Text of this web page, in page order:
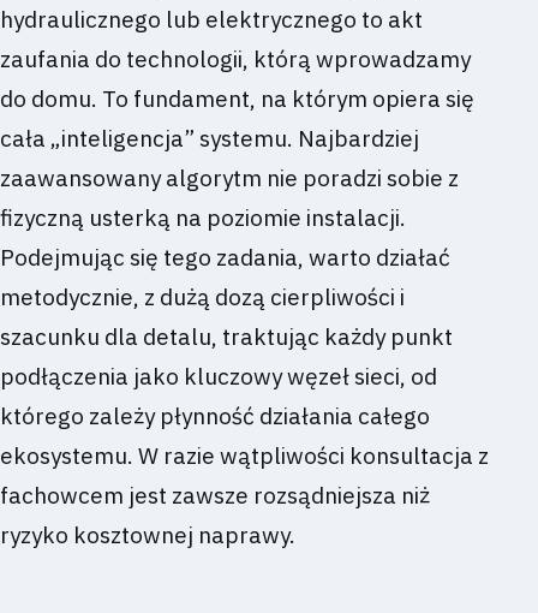
hydraulicznego lub elektrycznego to akt
zaufania do technologii, którą wprowadzamy
do domu. To fundament, na którym opiera się
cała „inteligencja” systemu. Najbardziej
zaawansowany algorytm nie poradzi sobie z
fizyczną usterką na poziomie instalacji.
Podejmując się tego zadania, warto działać
metodycznie, z dużą dozą cierpliwości i
szacunku dla detalu, traktując każdy punkt
podłączenia jako kluczowy węzeł sieci, od
którego zależy płynność działania całego
ekosystemu. W razie wątpliwości konsultacja z
fachowcem jest zawsze rozsądniejsza niż
ryzyko kosztownej naprawy.